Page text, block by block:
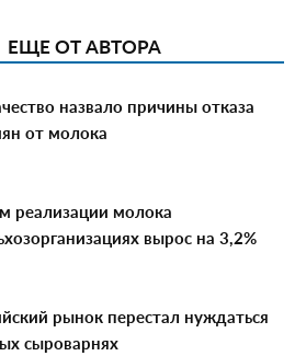
ЕЩЕ ОТ АВТОРА
назвало причины отказа
от молока
реализации молока
вырос на 3,2%
рынок перестал нуждаться
сыроварнях